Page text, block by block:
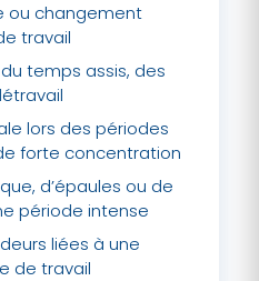
ou changement
travail
temps assis, des
lors des périodes
forte concentration
d’épaules ou de
période intense
liées à une
de travail